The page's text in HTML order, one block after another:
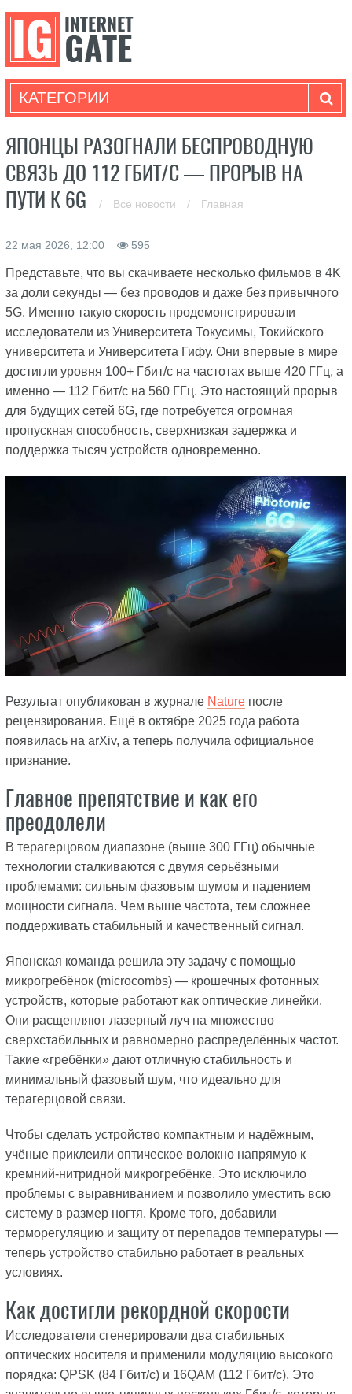
КАТЕГОРИИ
ЯПОНЦЫ РАЗОГНАЛИ БЕСПРОВОДНУЮ
СВЯЗЬ ДО 112 ГБИТ/С — ПРОРЫВ НА
ПУТИ К 6G
/ Все новости / Главная
22 мая 2026, 12:00 595
Представьте, что вы скачиваете несколько фильмов в 4K
за доли секунды — без проводов и даже без привычного
5G. Именно такую скорость продемонстрировали
исследователи из Университета Токусимы, Токийского
университета и Университета Гифу. Они впервые в мире
достигли уровня 100+ Гбит/с на частотах выше 420 ГГц, а
именно — 112 Гбит/с на 560 ГГц. Это настоящий прорыв
для будущих сетей 6G, где потребуется огромная
пропускная способность, сверхнизкая задержка и
поддержка тысяч устройств одновременно.
Результат опубликован в журнале Natureпосле
рецензирования. Ещё в октябре 2025 года работа
появилась на arXiv, а теперь получила официальное
признание.
Главное препятствие и как его
преодолели
В терагерцовом диапазоне (выше 300 ГГц) обычные
технологии сталкиваются с двумя серьёзными
проблемами: сильным фазовым шумом и падением
мощности сигнала. Чем выше частота, тем сложнее
поддерживать стабильный и качественный сигнал.
Японская команда решила эту задачу с помощью
микрогребёнок (microcombs) — крошечных фотонных
устройств, которые работают как оптические линейки.
Они расщепляют лазерный луч на множество
сверхстабильных и равномерно распределённых частот.
Такие «гребёнки» дают отличную стабильность и
минимальный фазовый шум, что идеально для
терагерцовой связи.
Чтобы сделать устройство компактным и надёжным,
учёные приклеили оптическое волокно напрямую к
кремний-нитридной микрогребёнке. Это исключило
проблемы с выравниванием и позволило уместить всю
систему в размер ногтя. Кроме того, добавили
терморегуляцию и защиту от перепадов температуры —
теперь устройство стабильно работает в реальных
условиях.
Как достигли рекордной скорости
Исследователи сгенерировали два стабильных
оптических носителя и применили модуляцию высокого
порядка: QPSK (84 Гбит/с) и 16QAM (112 Гбит/с). Это